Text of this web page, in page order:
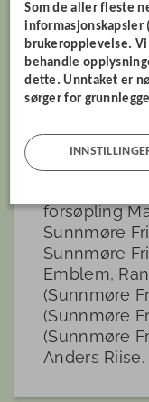
leder Ola
forsøpling
Sunnmøre
Sunnmøre
Emblem,
(Sunnmøre
(Sunnmøre
(Sunnmøre
Anders
Som de aller fleste
informasjonskapsler
brukeropplevelse.
behandle
dette. Unntaket er
sørger for